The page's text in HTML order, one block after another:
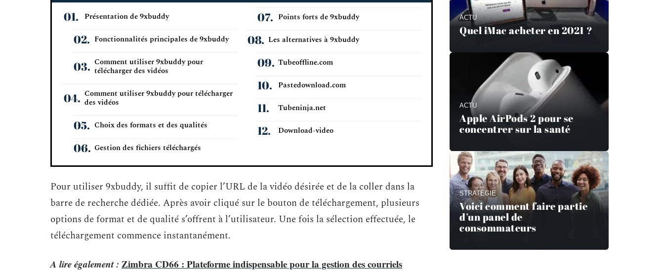
Présentation de 9xbuddy
Fonctionnalités principales de 9xbuddy
Comment utiliser 9xbuddy pour
télécharger des vidéos
Comment utiliser 9xbuddy pour télécharger
des vidéos
Choix des formats et des qualités
Gestion des fichiers téléchargés
Points forts de 9xbuddy
Les alternatives à 9xbuddy
Tubeoffline.com
Pastedownload.com
Tubeninja.net
Download-video
Pour utiliser 9xbuddy, il suffit de copier l’URL de la vidéo désirée et de la coller dans la
barre de recherche dédiée. Après avoir cliqué sur le bouton de téléchargement, plusieurs
options de format et de qualité s’offrent à l’utilisateur. Une fois la sélection effectuée, le
téléchargement commence instantanément.
A lire également : Zimbra CD66 : Plateforme indispensable pour la gestion des courriels
ACTU
Quel iMac acheter en 2021 ?
ACTU
Apple AirPods 2 pour se
concentrer sur la santé
STRATÉGIE
Voici comment faire partie
d’un panel de
consommateurs